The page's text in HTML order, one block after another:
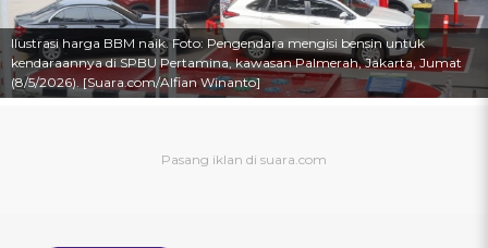
Ilustrasi harga BBM naik. Foto: Pengendara mengisi bensin untuk
kendaraannya di SPBU Pertamina, kawasan Palmerah, Jakarta, Jumat
(8/5/2026). [Suara.com/Alfian Winanto]